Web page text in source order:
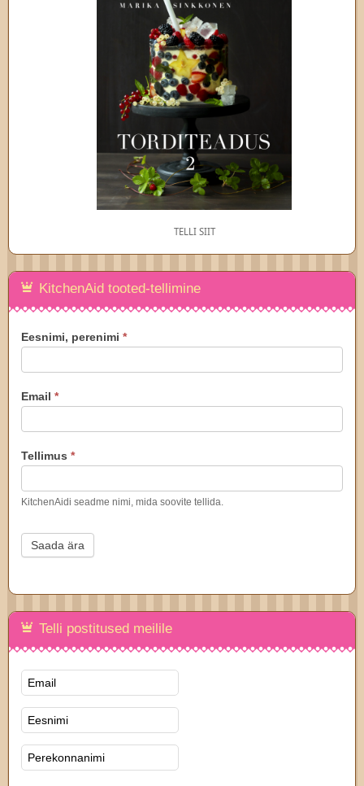
TELLI SIIT
KitchenAid tooted-tellimine
KitchenAid
tellimus
Eesnimi, perenimi *
Email *
Tellimus *
KitchenAidi seadme nimi, mida soovite tellida.
Saada ära
Telli postitused meilile